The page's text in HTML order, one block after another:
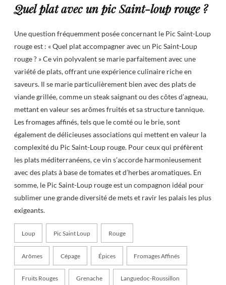
Quel plat avec un pic Saint-loup rouge ?
Une question fréquemment posée concernant le Pic Saint-Loup
rouge est : « Quel plat accompagner avec un Pic Saint-Loup
rouge ? » Ce vin polyvalent se marie parfaitement avec une
variété de plats, offrant une expérience culinaire riche en
saveurs. Il se marie particulièrement bien avec des plats de
viande grillée, comme un steak saignant ou des côtes d’agneau,
mettant en valeur ses arômes fruités et sa structure tannique.
Les fromages affinés, tels que le comté ou le brie, sont
également de délicieuses associations qui mettent en valeur la
complexité du Pic Saint-Loup rouge. Pour ceux qui préfèrent
les plats méditerranéens, ce vin s’accorde harmonieusement
avec des plats à base de tomates et d’herbes aromatiques. En
somme, le Pic Saint-Loup rouge est un compagnon idéal pour
sublimer une grande diversité de mets et ravir les palais les plus
exigeants.
Loup Pic Saint Loup Rouge
Arômes Cépage Épices Fromages Affinés
Fruits Rouges Grenache Languedoc-Roussillon